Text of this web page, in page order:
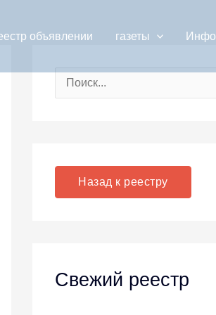
объявлении газеты Инфо
:
Назад к реестру
Свежий реестр